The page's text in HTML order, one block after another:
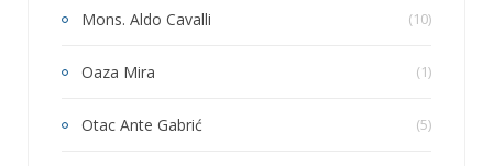
Mons. Aldo Cavalli (10)
Oaza Mira (1)
Otac Ante Gabrić (5)